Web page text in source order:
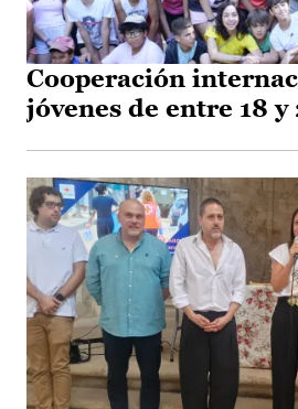
Cooperación
jóvenes de entre 18 y